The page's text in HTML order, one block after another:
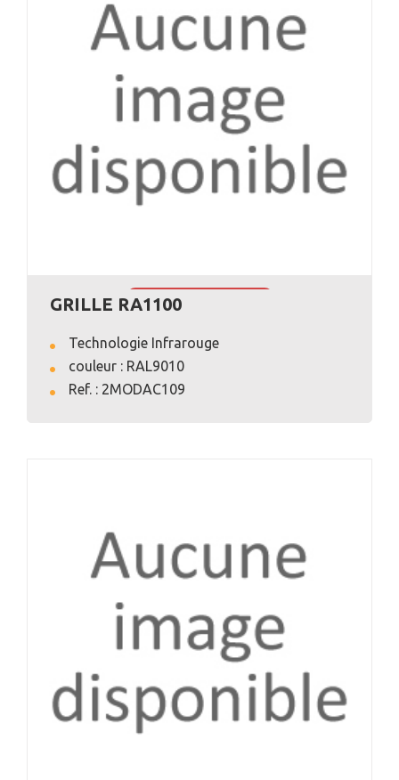
VOIR L'ANNONCE
GRILLE RA1100
Technologie Infrarouge
couleur : RAL9010
Ref. : 2MODAC109